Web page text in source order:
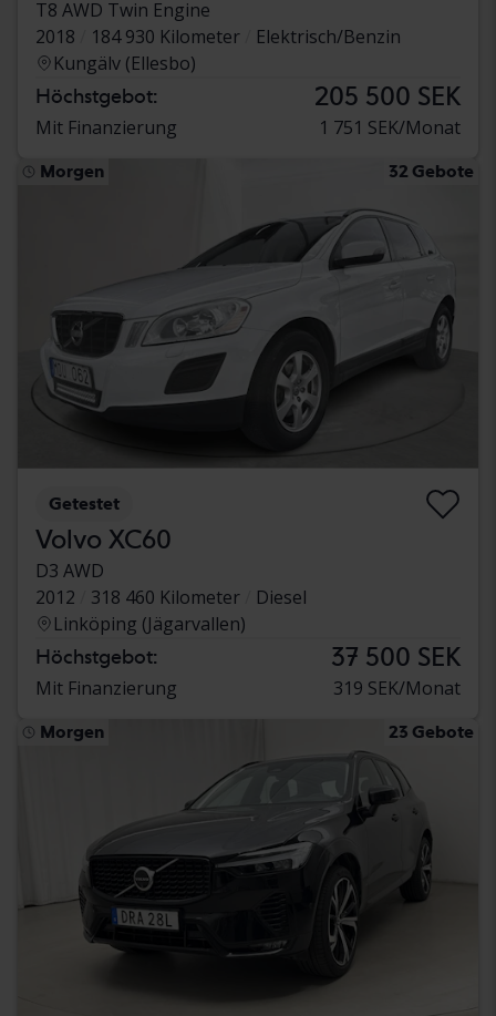
T8 AWD Twin Engine
2018
184 930 Kilometer
Elektrisch/Benzin
Kungälv (Ellesbo)
Höchstgebot: 205 500 SEK
Mit Finanzierung 1 751 SEK/Monat
Morgen 32 Gebote
Getestet
Volvo XC60
D3 AWD
2012
318 460 Kilometer
Diesel
Linköping (Jägarvallen)
Höchstgebot: 37 500 SEK
Mit Finanzierung 319 SEK/Monat
Morgen 23 Gebote